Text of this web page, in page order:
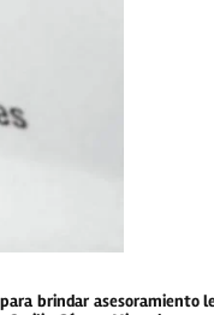
brindar asesoramiento